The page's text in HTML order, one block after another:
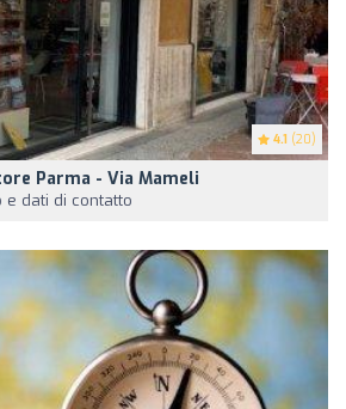
4.1 (20)
Parma - Via Mameli
e dati di contatto